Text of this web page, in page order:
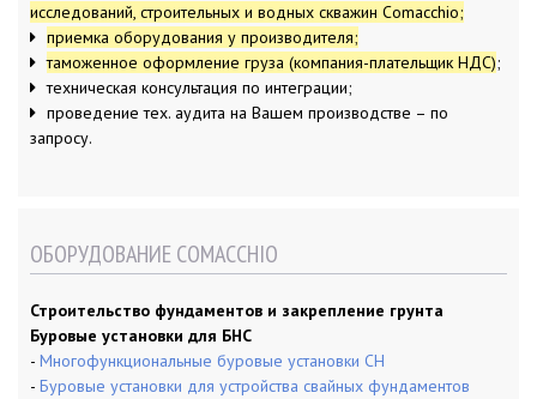
исследований, строительных и водных скважин Comacchio;
приемка оборудования у производителя;
таможенное оформление груза (компания-плательщик НДС);
техническая консультация по интеграции;
проведение тех. аудита на Вашем производстве – по
запросу.
ОБОРУДОВАНИЕ COMACCHIO
Строительство фундаментов и закрепление грунта
Буровые установки для БНС
- Многофункциональные буровые установки CH
- Буровые установки для устройства свайных фундаментов